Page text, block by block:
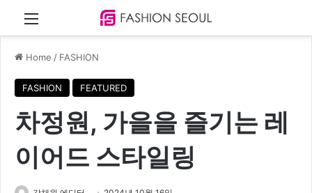
Menu
Home / FASHION
FASHION FEATURED
차정원, 가을을 즐기는 레
이어드 스타일링